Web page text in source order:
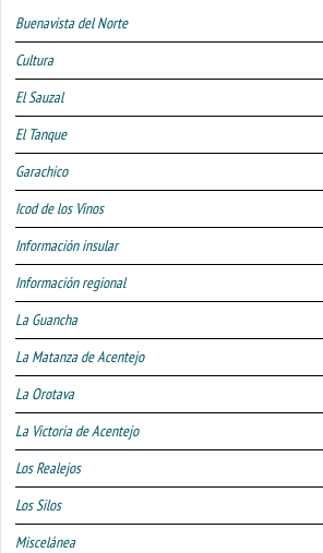
Buenavista del Norte
Cultura
El Sauzal
El Tanque
Garachico
Icod de los Vinos
Información insular
Información regional
La Guancha
La Matanza de Acentejo
La Orotava
La Victoria de Acentejo
Los Realejos
Los Silos
Miscelánea